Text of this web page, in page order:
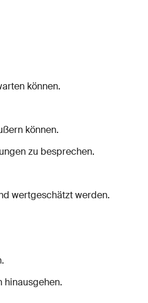
können.
können.
zu besprechen.
wertgeschätzt werden.
hinausgehen.